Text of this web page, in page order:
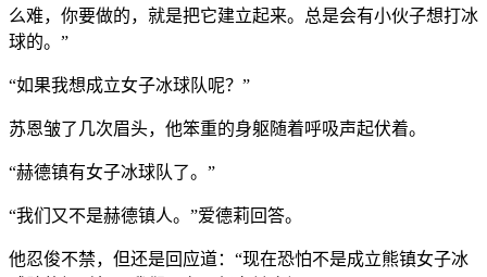
么难，你要做的，就是把它建立起来。总是会有小伙子想打冰
球的。”
“如果我想成立女子冰球队呢？”
苏恩皱了几次眉头，他笨重的身躯随着呼吸声起伏着。
“赫德镇有女子冰球队了。”
“我们又不是赫德镇人。”爱德莉回答。
他忍俊不禁，但还是回应道：“现在恐怕不是成立熊镇女子冰